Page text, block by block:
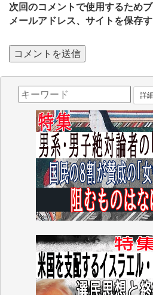
次回のコメントで使用するため
メールアドレス、サイトを保存す
詳